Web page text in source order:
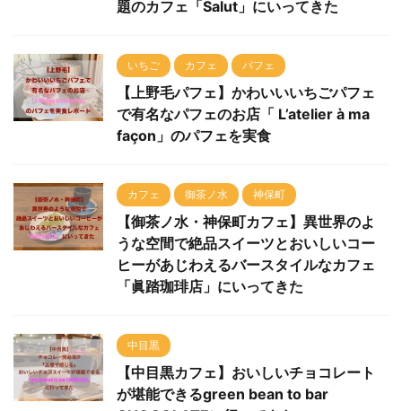
いちご カフェ パフェ
【上野毛パフェ】かわいいいちごパフェ
で有名なパフェのお店「 L’atelier à ma
façon」のパフェを実食
カフェ 御茶ノ水 神保町
【御茶ノ水・神保町カフェ】異世界のよ
うな空間で絶品スイーツとおいしいコー
ヒーがあじわえるバースタイルなカフェ
「眞踏珈琲店」にいってきた
中目黒
【中目黒カフェ】おいしいチョコレート
が堪能できるgreen bean to bar